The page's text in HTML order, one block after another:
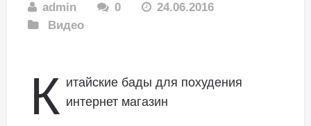
admin 0
24.06.2016
Видео
К итайские бады для похудения
интернет магазин